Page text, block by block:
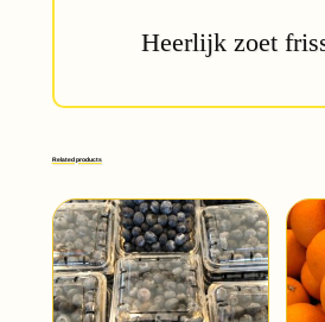
Heerlijk zoet
Related products